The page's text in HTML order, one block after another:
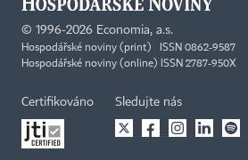
© 1996-2026 Economia, a.s.
Hospodářské noviny (print) ISSN 0862-9587
Hospodářské noviny (online) ISSN 2787-950X
Certifikováno Sledujte nás